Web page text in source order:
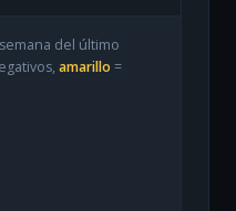
del último
amarillo =